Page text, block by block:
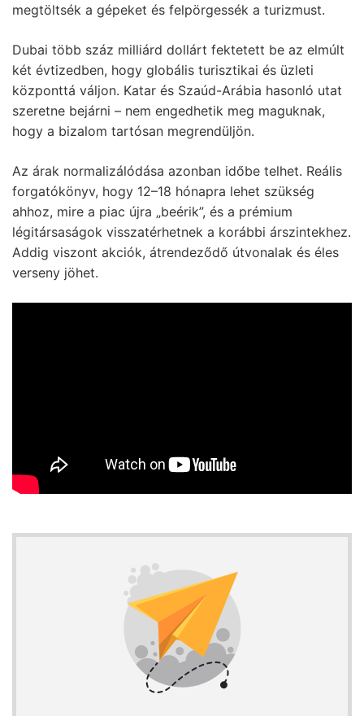
megtöltsék a gépeket és felpörgessék a turizmust.
Dubai több száz milliárd dollárt fektetett be az elmúlt
két évtizedben, hogy globális turisztikai és üzleti
központtá váljon. Katar és Szaúd-Arábia hasonló utat
szeretne bejárni – nem engedhetik meg maguknak,
hogy a bizalom tartósan megrendüljön.
Az árak normalizálódása azonban időbe telhet. Reális
forgatókönyv, hogy 12–18 hónapra lehet szükség
ahhoz, mire a piac újra „beérik”, és a prémium
légitársaságok visszatérhetnek a korábbi árszintekhez.
Addig viszont akciók, átrendeződő útvonalak és éles
verseny jöhet.